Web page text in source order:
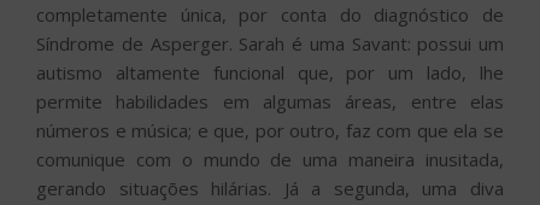
completamente única, por conta do diagnóstico de
Síndrome de Asperger. Sarah é uma Savant: possui um
autismo altamente funcional que, por um lado, lhe
permite habilidades em algumas áreas, entre elas
números e música; e que, por outro, faz com que ela se
comunique com o mundo de uma maneira inusitada,
gerando situações hilárias. Já a segunda, uma diva